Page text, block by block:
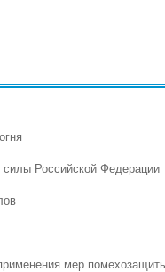
силы Российской Федерации
мер